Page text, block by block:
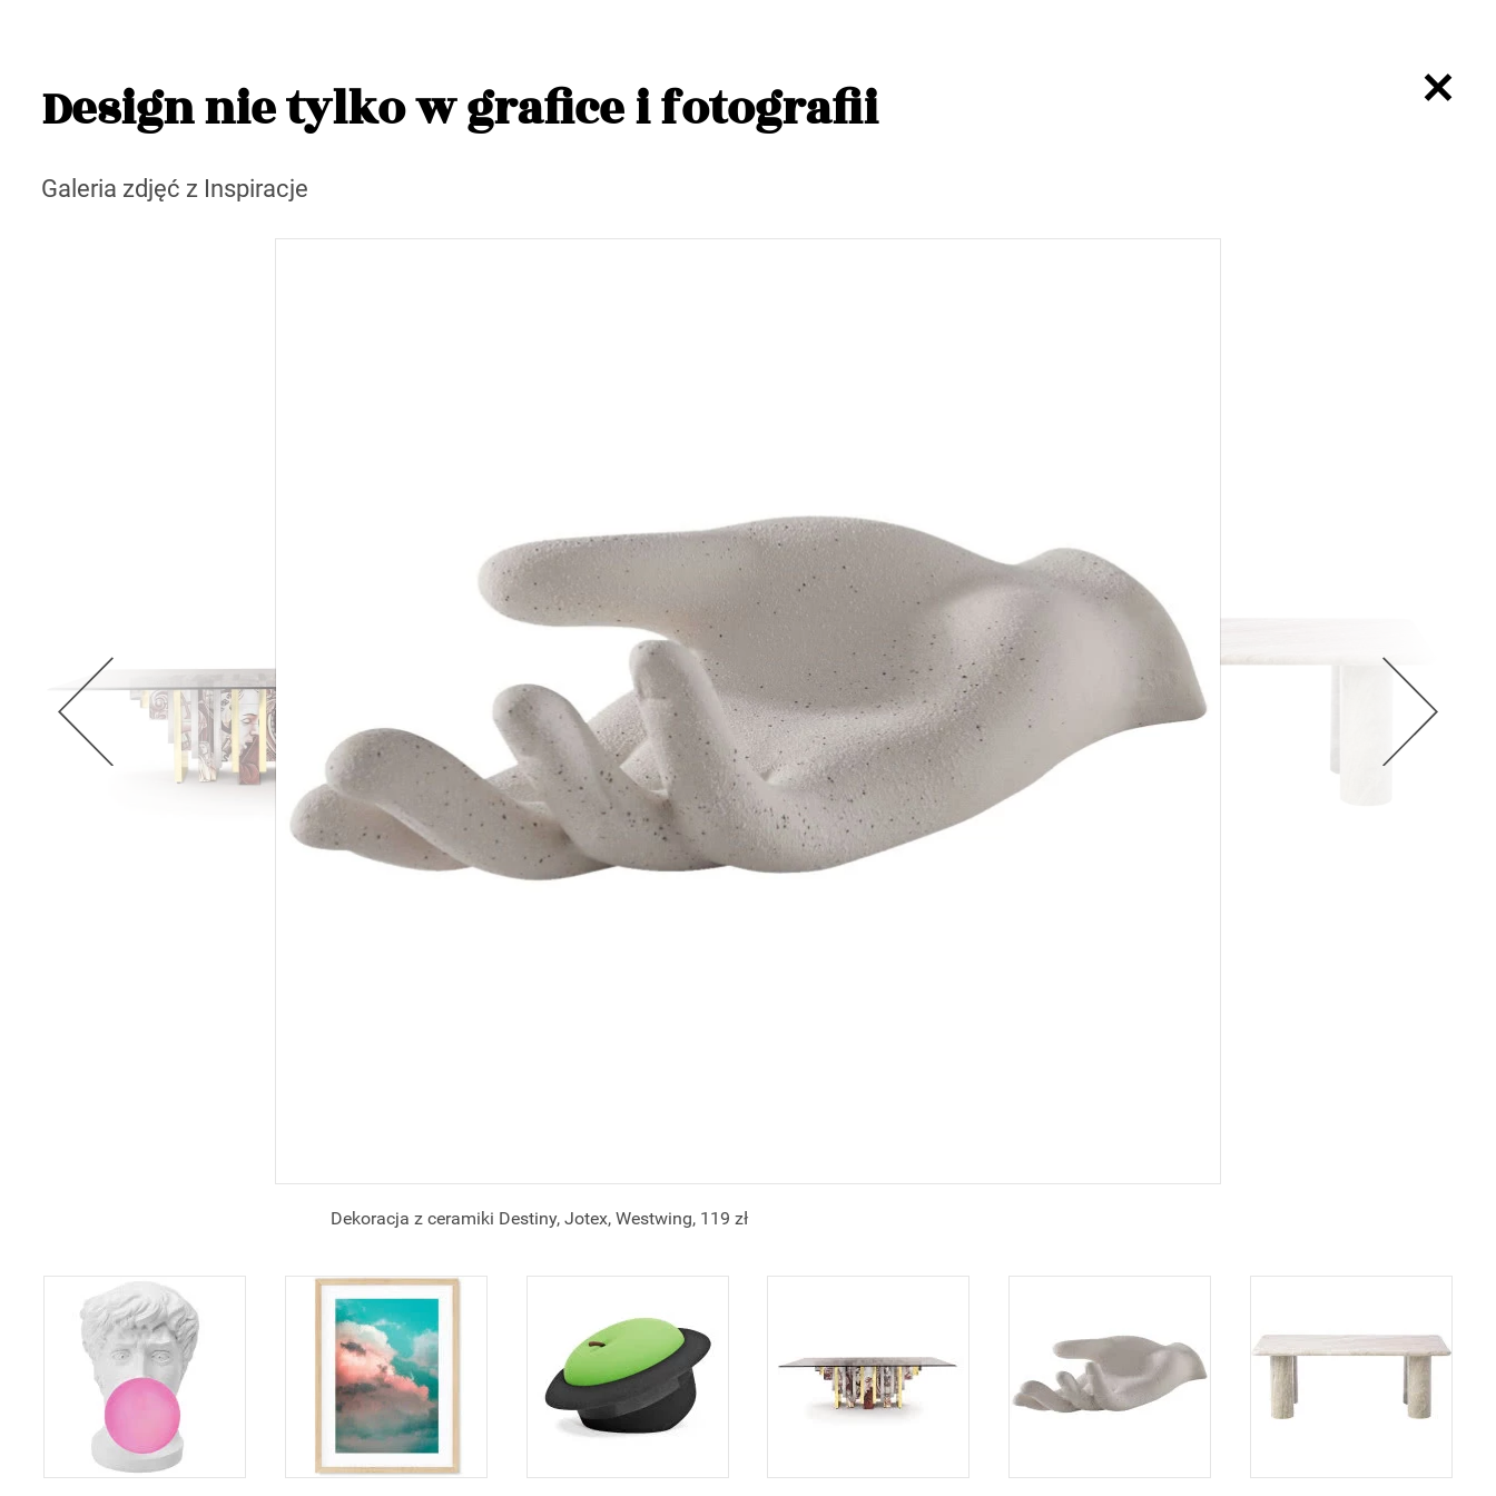
Design nie tylko w grafice i fotografii
Galeria zdjęć z Inspiracje
Dekoracja z ceramiki Destiny, Jotex, Westwing, 119 zł